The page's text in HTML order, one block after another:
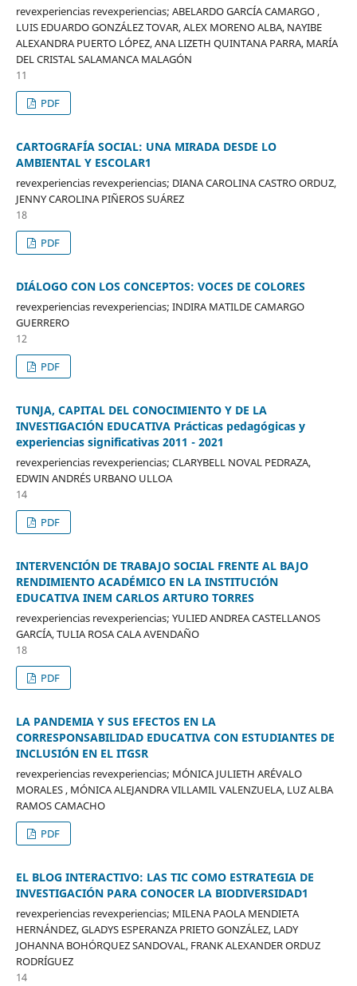
revexperiencias revexperiencias; ABELARDO GARCÍA CAMARGO ,
LUIS EDUARDO GONZÁLEZ TOVAR, ALEX MORENO ALBA, NAYIBE
ALEXANDRA PUERTO LÓPEZ, ANA LIZETH QUINTANA PARRA, MARÍA
DEL CRISTAL SALAMANCA MALAGÓN
11
PDF
CARTOGRAFÍA SOCIAL: UNA MIRADA DESDE LO
AMBIENTAL Y ESCOLAR1
revexperiencias revexperiencias; DIANA CAROLINA CASTRO ORDUZ,
JENNY CAROLINA PIÑEROS SUÁREZ
18
PDF
DIÁLOGO CON LOS CONCEPTOS: VOCES DE COLORES
revexperiencias revexperiencias; INDIRA MATILDE CAMARGO
GUERRERO
12
PDF
TUNJA, CAPITAL DEL CONOCIMIENTO Y DE LA
INVESTIGACIÓN EDUCATIVA Prácticas pedagógicas y
experiencias significativas 2011 - 2021
revexperiencias revexperiencias; CLARYBELL NOVAL PEDRAZA,
EDWIN ANDRÉS URBANO ULLOA
14
PDF
INTERVENCIÓN DE TRABAJO SOCIAL FRENTE AL BAJO
RENDIMIENTO ACADÉMICO EN LA INSTITUCIÓN
EDUCATIVA INEM CARLOS ARTURO TORRES
revexperiencias revexperiencias; YULIED ANDREA CASTELLANOS
GARCÍA, TULIA ROSA CALA AVENDAÑO
18
PDF
LA PANDEMIA Y SUS EFECTOS EN LA
CORRESPONSABILIDAD EDUCATIVA CON ESTUDIANTES DE
INCLUSIÓN EN EL ITGSR
revexperiencias revexperiencias; MÓNICA JULIETH ARÉVALO
MORALES , MÓNICA ALEJANDRA VILLAMIL VALENZUELA, LUZ ALBA
RAMOS CAMACHO
PDF
EL BLOG INTERACTIVO: LAS TIC COMO ESTRATEGIA DE
INVESTIGACIÓN PARA CONOCER LA BIODIVERSIDAD1
revexperiencias revexperiencias; MILENA PAOLA MENDIETA
HERNÁNDEZ, GLADYS ESPERANZA PRIETO GONZÁLEZ, LADY
JOHANNA BOHÓRQUEZ SANDOVAL, FRANK ALEXANDER ORDUZ
RODRÍGUEZ
14